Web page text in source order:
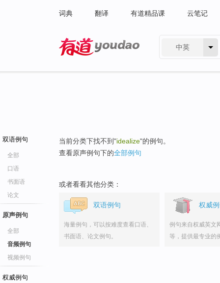
词典 翻译 有道精品课 云笔记
中英
双语例句
全部
口语
书面语
论文
原声例句
全部
音频例句
视频例句
权威例句
当前分类下找不到"idealize"的例句。
查看原声例句下的全部例句
或者看看其他分类：
双语例句
海量例句，可以按难度查看口语、
书面语、论文例句。
权威
例句来自权威英文
等，提供最专业的